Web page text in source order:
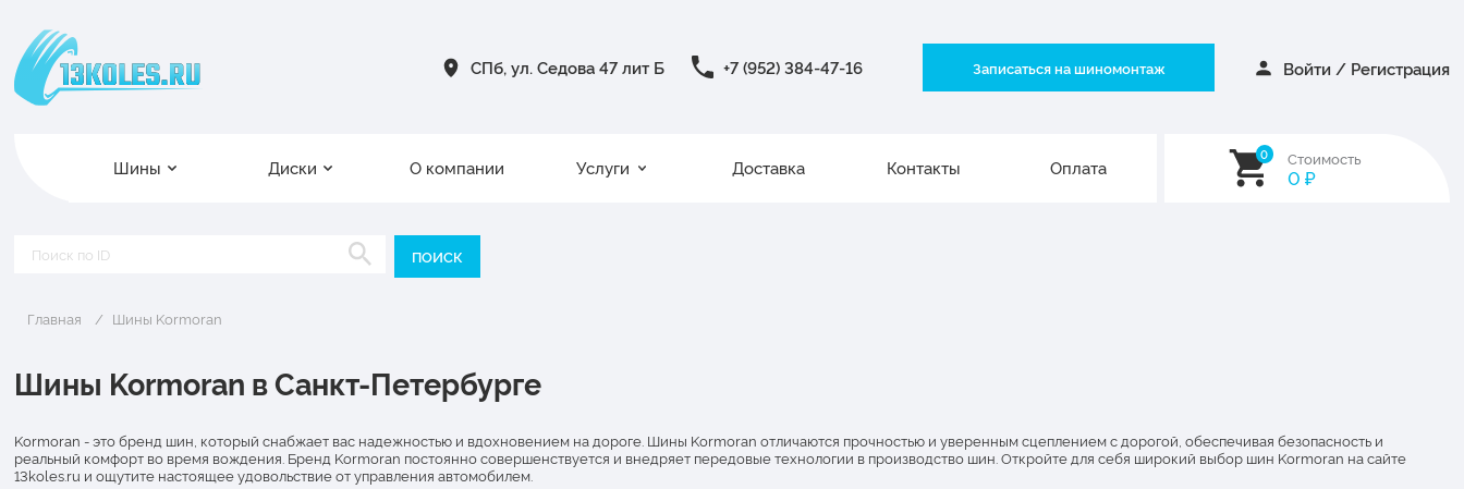
СПб, ул. Седова 47 лит Б +7 (952) 384-47-16 Записаться на шиномонтаж Войти / Регистрация
Шины Диски О компании Услуги Доставка Контакты Оплата
0 Стоимость
0 ₽
Главная Шины Kormoran
Шины Kormoran в Санкт-Петербурге
Kormoran - это бренд шин, который снабжает вас надежностью и вдохновением на дороге. Шины Kormoran отличаются прочностью и уверенным сцеплением с дорогой, обеспечивая безопасность и
реальный комфорт во время вождения. Бренд Kormoran постоянно совершенствуется и внедряет передовые технологии в производство шин. Откройте для себя широкий выбор шин Kormoran на сайте
13koles.ru и ощутите настоящее удовольствие от управления автомобилем.